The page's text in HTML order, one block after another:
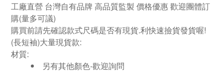
工廠直營 台灣自有品牌 高品質監製 價格優惠 歡迎團體訂
購(量多可議)
購買前請先確認款式尺碼是否有現貨.利快速撿貨發貨喔!
(長短袖)大量現貨款:
材質:
另有其他顏色-歡迎詢問